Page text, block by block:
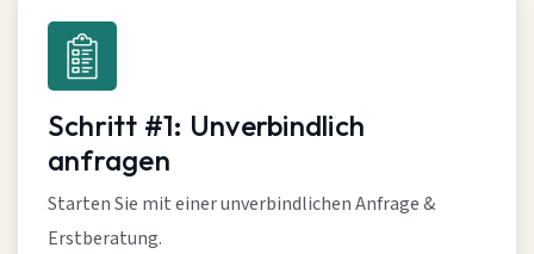
Schritt #1: Unverbindlich
anfragen
Starten Sie mit einer unverbindlichen Anfrage &
Erstberatung.